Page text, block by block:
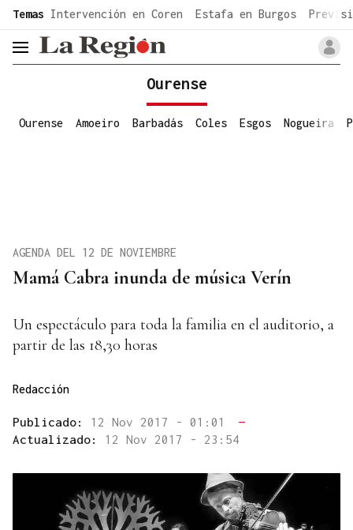
common.go-to-content
Temas Intervención en Coren Estafa en Burgos
header.menu.open
Ourense
Ourense Amoeiro Barbadás Coles Esgos Nogueira
Mamá Cabra inunda de música Verín
AGENDA DEL 12 DE NOVIEMBRE
Un espectáculo para toda la familia en el auditorio, a
partir de las 18,30 horas
Redacción
Publicado: 12 Nov 2017 - 01:01
—
Actualizado: 12 Nov 2017 - 23:54